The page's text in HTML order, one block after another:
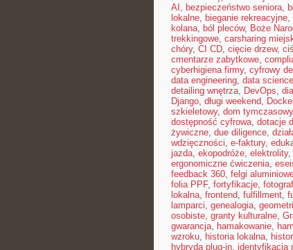
AI , bezpieczeństwo seniora,
lokalne, bieganie rekreacyjne,
kolana, ból pleców, Boże
trekkingowe, carsharing
chóry, CI CD, cięcie drzew,
cmentarze zabytkowe,
cyberhigiena firmy, cyfrowy
data engineering, data science
detailing wnętrza, DevOps,
Django, długi weekend,
szkieletowy, dom
dostępność cyfrowa, dotacje
żywiczne, due diligence,
wdzięczności, e-faktury,
jazda, ekopodróże, elektrolity,
ergonomiczne ćwiczenia,
feedback 360, felgi
folia PPF, fortyfikacje,
lokalna, frontend, fulfillment,
lamparci, genealogia,
osobiste, granty kulturalne,
gwarancja, hamakowanie,
wzroku, historia lokalna,
hybryda plug-in, identyfikacja